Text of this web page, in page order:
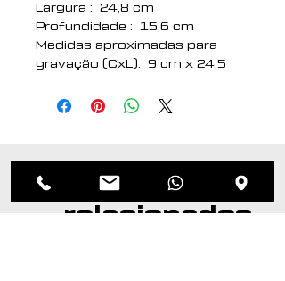
Largura : 24,8 cm
Profundidade : 15,6 cm
Medidas aproximadas para
gravação (CxL): 9 cm x 24,5
Peso aproximado (g): 49
Produtos
relacionados